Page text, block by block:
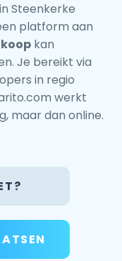
Steenkerke
platform aan
kan
Je bereikt via
in regio
werkt
maar dan online.